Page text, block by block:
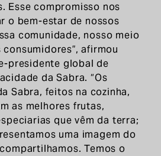
Esse compromisso nos
o bem-estar de nossos
comunidade, nosso meio
afirmou
presidente global de
da Sabra. “Os
Sabra, feitos na cozinha,
as melhores frutas,
que vêm da terra;
uma imagem do
Temos o